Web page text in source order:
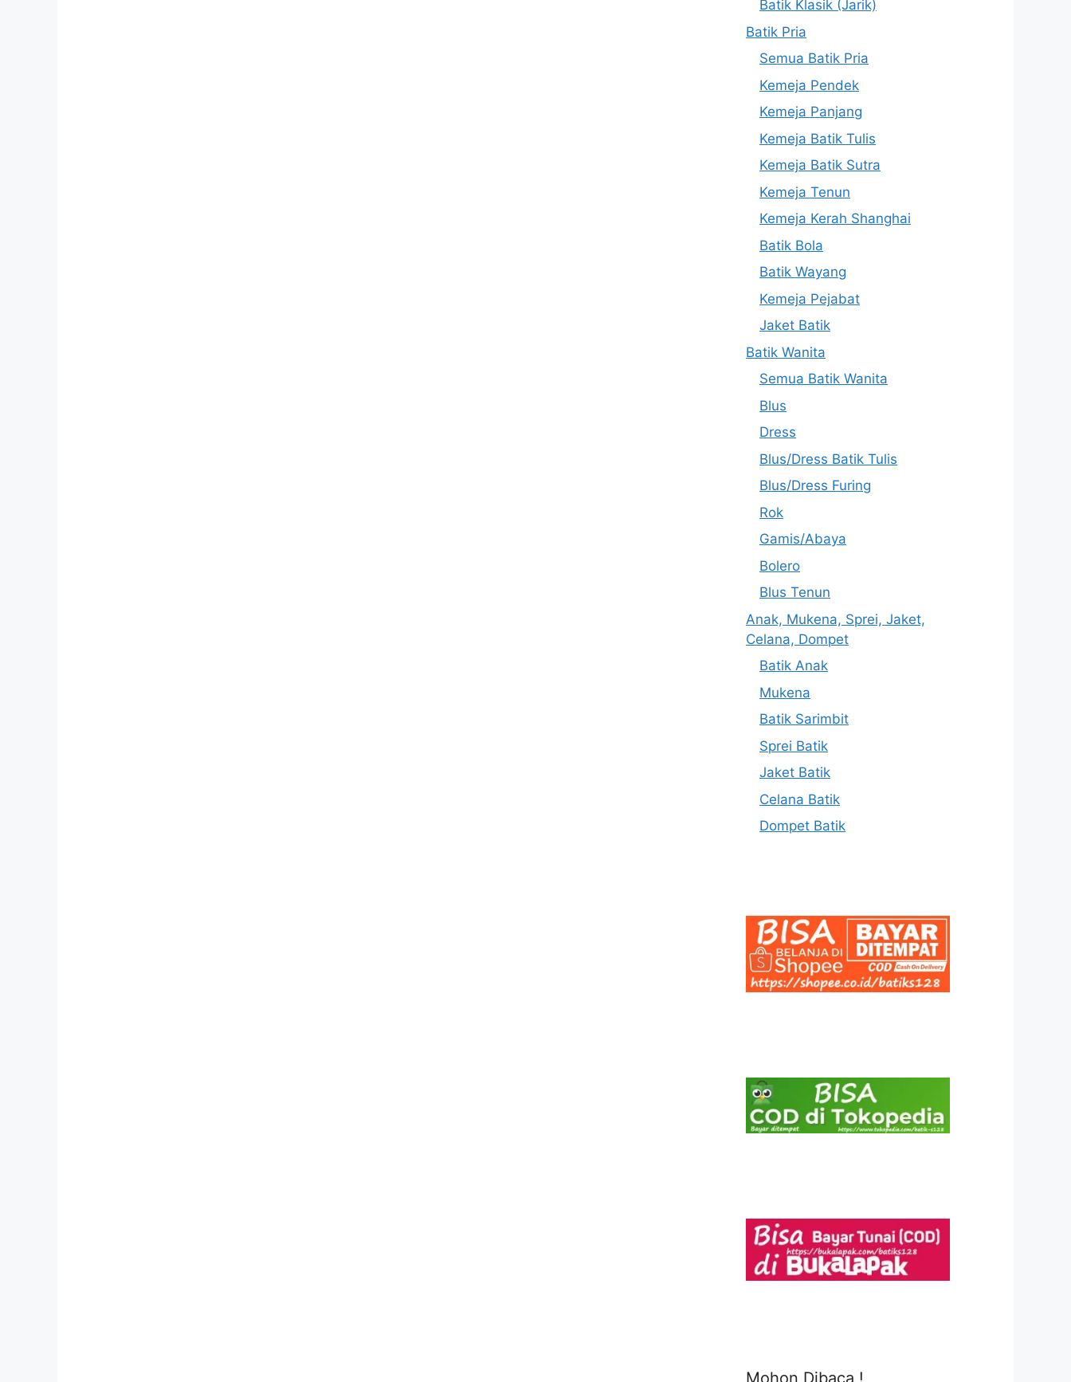
Batik Klasik (Jarik)
Batik Pria
Semua Batik Pria
Kemeja Pendek
Kemeja Panjang
Kemeja Batik Tulis
Kemeja Batik Sutra
Kemeja Tenun
Kemeja Kerah Shanghai
Batik Bola
Batik Wayang
Kemeja Pejabat
Jaket Batik
Batik Wanita
Semua Batik Wanita
Blus
Dress
Blus/Dress Batik Tulis
Blus/Dress Furing
Rok
Gamis/Abaya
Bolero
Blus Tenun
Anak, Mukena, Sprei, Jaket,
Celana, Dompet
Batik Anak
Mukena
Batik Sarimbit
Sprei Batik
Jaket Batik
Celana Batik
Dompet Batik
Mohon Dibaca !